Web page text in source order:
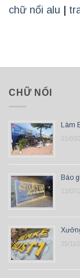
chữ nổi alu |
CHỮ NỔI
Làm
01/03/
Báo
13/
25/11/